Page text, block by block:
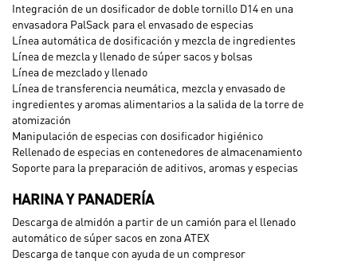
Integración de un dosificador de doble tornillo D14 en una
envasadora PalSack para el envasado de especias
Línea automática de dosificación y mezcla de ingredientes
Línea de mezcla y llenado de súper sacos y bolsas
Línea de mezclado y llenado
Línea de transferencia neumática, mezcla y envasado de
ingredientes y aromas alimentarios a la salida de la torre de
atomización
Manipulación de especias con dosificador higiénico
Rellenado de especias en contenedores de almacenamiento
Soporte para la preparación de aditivos, aromas y especias
HARINA Y PANADERÍA
Descarga de almidón a partir de un camión para el llenado
automático de súper sacos en zona ATEX
Descarga de tanque con ayuda de un compresor